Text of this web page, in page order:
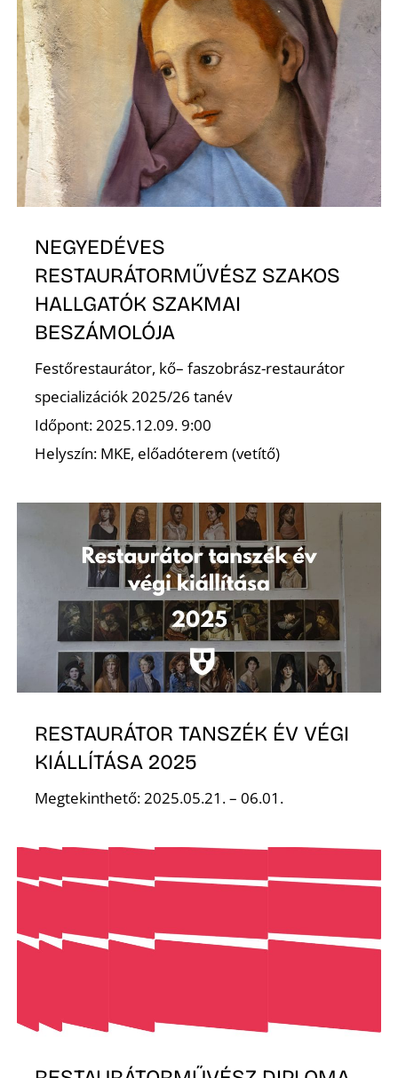
NEGYEDÉVES
RESTAURÁTORMŰVÉSZ SZAKOS
HALLGATÓK SZAKMAI
BESZÁMOLÓJA
Festőrestaurátor, kő– faszobrász-restaurátor
specializációk 2025/26 tanév
Időpont: 2025.12.09. 9:00
Helyszín: MKE, előadóterem (vetítő)
RESTAURÁTOR TANSZÉK ÉV VÉGI
KIÁLLÍTÁSA 2025
Megtekinthető: 2025.05.21. – 06.01.